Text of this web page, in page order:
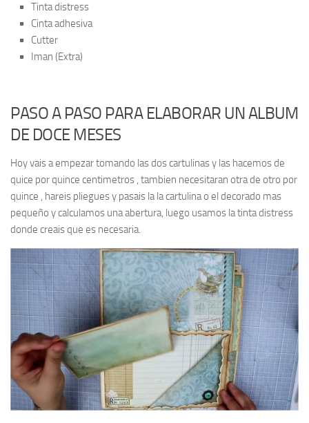
Tinta distress
Cinta adhesiva
Cutter
Iman (Extra)
PASO A PASO PARA ELABORAR UN ALBUM
DE DOCE MESES
Hoy vais a empezar tomando las dos cartulinas y las hacemos de
quice por quince centimetros , tambien necesitaran otra de otro por
quince , hareis pliegues y pasais la la cartulina o el decorado mas
pequeño y calculamos una abertura, luego usamos la tinta distress
donde creais que es necesaria.